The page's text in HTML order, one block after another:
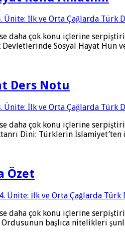
Ünite: İlk ve Orta Çağlarda Türk
daha çok konu içlerine
Sosyal Hayat
Ders Notu
Ünite: İlk ve Orta Çağlarda Türk
daha çok konu içlerine
Dini: Türklerin
Özet
4. Ünite: İlk ve Orta Çağlarda Türk
daha çok konu içlerine
başlıca nitelikleri